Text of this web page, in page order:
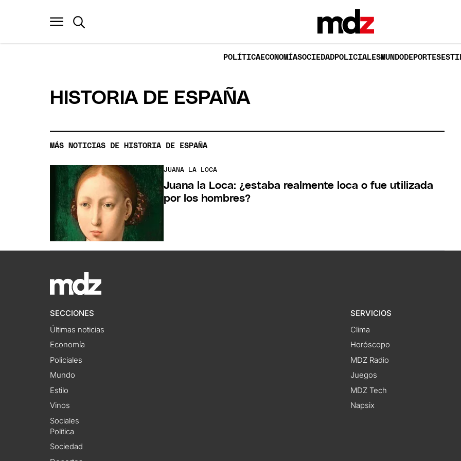
POLÍTICAECONOMÍASOCIEDADPOLICIALESMUNDODEPORTES
HISTORIA DE ESPAÑA
MÁS NOTICIAS DE HISTORIA DE ESPAÑA
JUANA LA LOCA
Juana la Loca: ¿estaba realmente loca o fue utilizada
por los hombres?
SECCIONES
Últimas noticias
Economía
Policiales
Mundo
Estilo
Vinos
Sociales
Política
Sociedad
SERVICIOS
Clima
Horóscopo
MDZ Radio
Juegos
MDZ Tech
Napsix